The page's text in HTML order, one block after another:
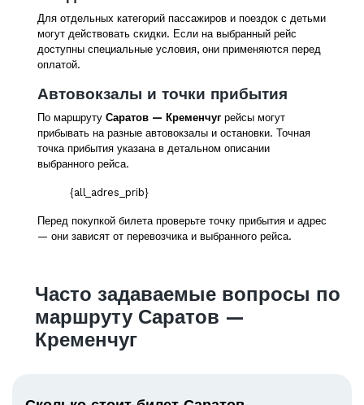
Для отдельных категорий пассажиров и поездок с детьми
могут действовать скидки. Если на выбранный рейс
доступны специальные условия, они применяются перед
оплатой.
Автовокзалы и точки прибытия
По маршруту Саратов — Кременчуг рейсы могут
прибывать на разные автовокзалы и остановки. Точная
точка прибытия указана в детальном описании
выбранного рейса.
{all_adres_prib}
Перед покупкой билета проверьте точку прибытия и адрес
— они зависят от перевозчика и выбранного рейса.
Часто задаваемые вопросы по
маршруту Саратов —
Кременчуг